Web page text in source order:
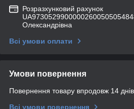
Розразхунковий рахунок
Олександрівна
Всі умови оплати
Умови повернення
Повернення товару впродовж 14
Всі умови повернення